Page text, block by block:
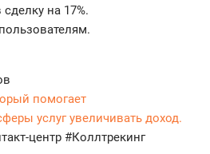
на 17%.
пользователям.
помогает
услуг увеличивать доход.
центр #Коллтрекинг